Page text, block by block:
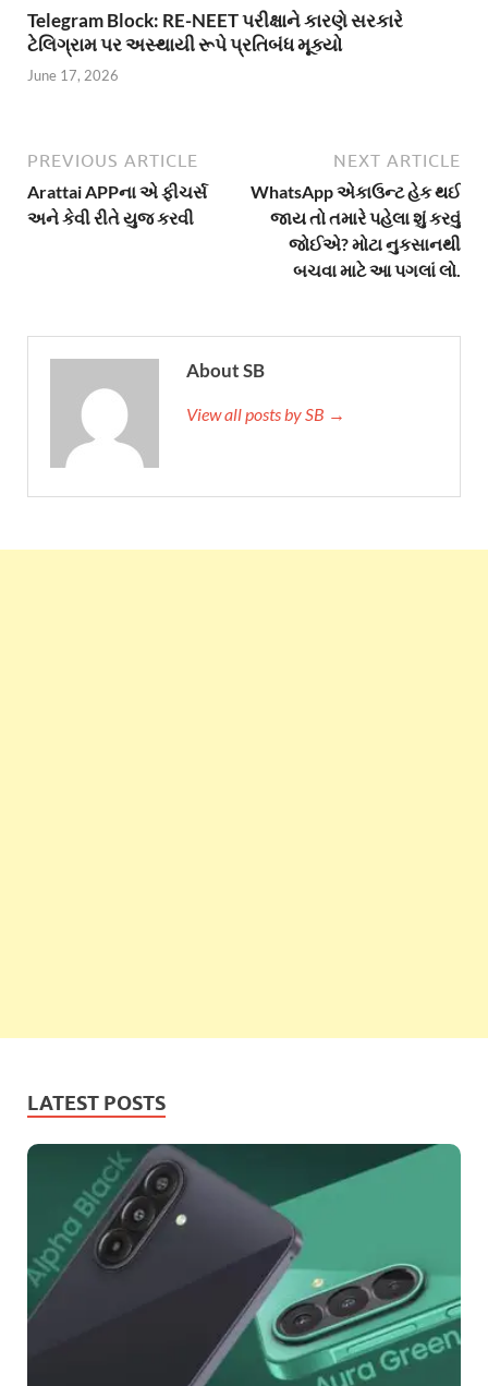
Telegram Block: RE-NEET પરીક્ષાને કારણે સરકારે
ટેલિગ્રામ પર અસ્થાયી રૂપે પ્રતિબંધ મૂક્યો
June 17, 2026
PREVIOUS ARTICLE
Arattai APPના એ ફીચર્સ
અને કેવી રીતે યુજ કરવી
NEXT ARTICLE
WhatsApp એકાઉન્ટ હેક થઈ
જાય તો તમારે પહેલા શું કરવું
જોઈએ? મોટા નુકસાનથી
બચવા માટે આ પગલાં લો.
About SB
View all posts by SB →
LATEST POSTS